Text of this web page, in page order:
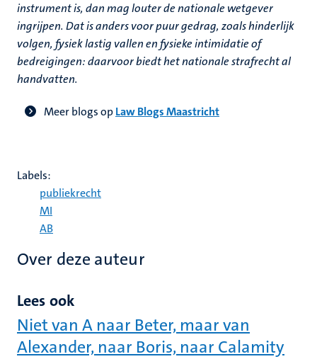
instrument is, dan mag louter de nationale wetgever
ingrijpen. Dat is anders voor puur gedrag, zoals hinderlijk
volgen, fysiek lastig vallen en fysieke intimidatie of
bedreigingen: daarvoor biedt het nationale strafrecht al
handvatten.
Meer blogs opLaw Blogs Maastricht
Labels:
publiekrecht
MI
AB
Over deze auteur
Lees ook
Niet van A naar Beter, maar van
Alexander, naar Boris, naar Calamity